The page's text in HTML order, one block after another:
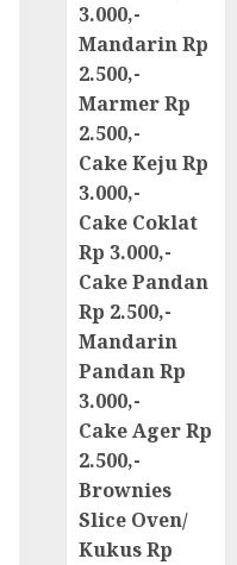
3.000,-
Mandarin Rp
2.500,-
Marmer Rp
2.500,-
Cake Keju Rp
3.000,-
Cake Coklat
Rp 3.000,-
Cake Pandan
Rp 2.500,-
Mandarin
Pandan Rp
3.000,-
Cake Ager Rp
2.500,-
Brownies
Slice Oven/
Kukus Rp